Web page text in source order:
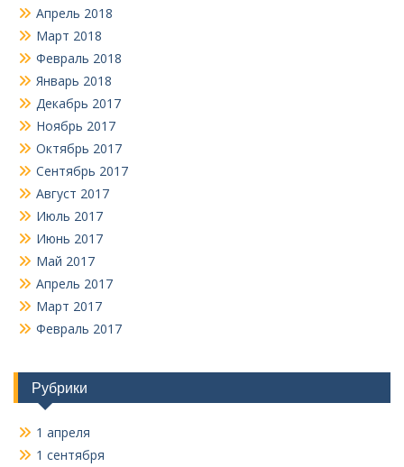
Апрель 2018
Март 2018
Февраль 2018
Январь 2018
Декабрь 2017
Ноябрь 2017
Октябрь 2017
Сентябрь 2017
Август 2017
Июль 2017
Июнь 2017
Май 2017
Апрель 2017
Март 2017
Февраль 2017
Рубрики
1 апреля
1 сентября